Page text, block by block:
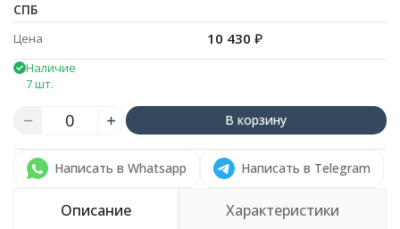
СПБ
Цена 10 430 ₽
Наличие
7 шт.
В корзину
Написать в Whatsapp Написать в Telegram
Описание Характеристики